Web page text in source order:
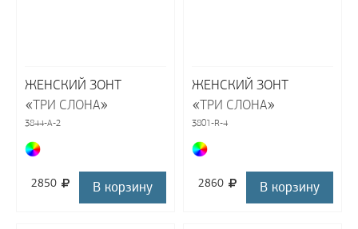
ЖЕНСКИЙ ЗОНТ
«ТРИ СЛОНА»
3844-A-2
2850 В корзину
ЖЕНСКИЙ ЗОНТ
«ТРИ СЛОНА»
3801-R-4
2860 В корзину